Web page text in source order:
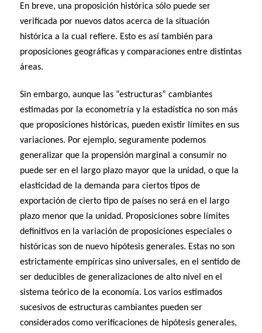
En breve, una proposición histórica sólo puede ser
verificada por nuevos datos acerca de la situación
histórica a la cual refiere. Esto es así también para
proposiciones geográficas y comparaciones entre distintas
áreas.
Sin embargo, aunque las “estructuras” cambiantes
estimadas por la econometría y la estadística no son más
que proposiciones históricas, pueden existir límites en sus
variaciones. Por ejemplo, seguramente podemos
generalizar que la propensión marginal a consumir no
puede ser en el largo plazo mayor que la unidad, o que la
elasticidad de la demanda para ciertos tipos de
exportación de cierto tipo de países no será en el largo
plazo menor que la unidad. Proposiciones sobre límites
definitivos en la variación de proposiciones especiales o
históricas son de nuevo hipótesis generales. Estas no son
estrictamente empíricas sino universales, en el sentido de
ser deducibles de generalizaciones de alto nivel en el
sistema teórico de la economía. Los varios estimados
sucesivos de estructuras cambiantes pueden ser
considerados como verificaciones de hipótesis generales,